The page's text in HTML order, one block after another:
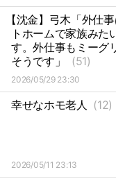
【沈金】弓木「外仕
トホームで家族みた
す。外仕事もミーグ
そうです」
(51)
2026/05/29 23:30
幸せなホモ老人 (12)
2026/05/11 23:13